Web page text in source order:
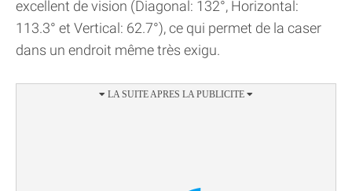
excellent de vision (Diagonal: 132°, Horizontal:
113.3° et Vertical: 62.7°), ce qui permet de la caser
dans un endroit même très exigu.